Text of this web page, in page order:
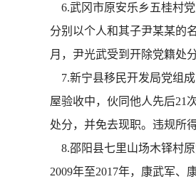
6.武冈市原安乐乡五桂村党
分别以个人和其子尹某某的
月，尹光武受到开除党籍处
7.新宁县移民开发局党组成
屋验收中，伙同他人先后21
处分，并免去现职。违规所
8.邵阳县七里山场木铎村
2009年至2017年，康武军